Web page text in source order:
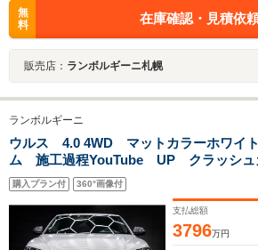
無
料
在庫確認・見積依
販売店： ランボルギーニ札幌
ランボルギーニ
ウルス 4.0 4WD マットカラーホワイ
ム 施工過程YouTube UP クラッシ
ルーフ 23AW バンク&オルフセン Q-
購入プラン付 360°画像付
支払総額
3796万円